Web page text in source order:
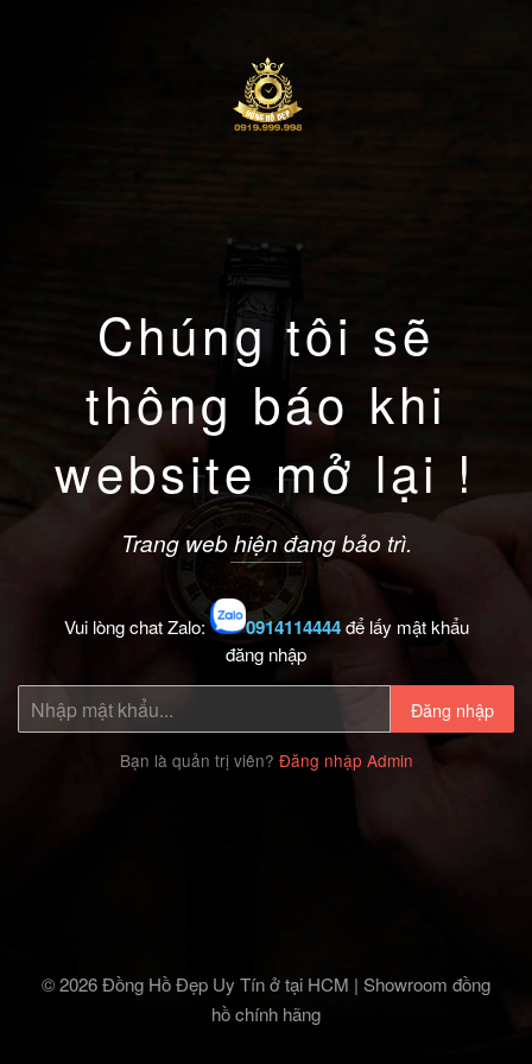
Chúng tôi sẽ
thông báo khi
website mở lại !
Trang web hiện đang bảo trì.
Vui lòng chat Zalo: 0914114444để lấy mật khẩu
đăng nhập
Đăng nhập
Bạn là quản trị viên? Đăng nhập Admin
© 2026 Đồng Hồ Đẹp Uy Tín ở tại HCM | Showroom đồng
hồ chính hãng‎